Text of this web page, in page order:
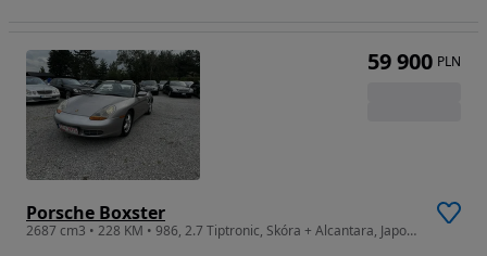
Porsche Boxster
2687 cm3 • 228 KM • 986, 2.7 Tiptronic, Skóra + Alcantara, Japonia, Vat 23%
59 900 PLN